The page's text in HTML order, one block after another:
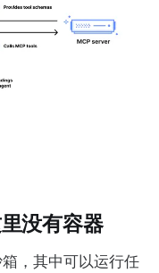
没有容器
，其中可以运行任